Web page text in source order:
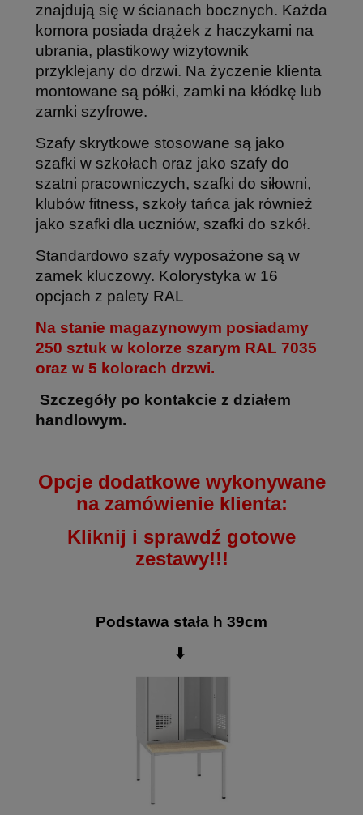
znajdują się w ścianach bocznych. Każda
komora posiada drążek z haczykami na
ubrania, plastikowy wizytownik
przyklejany do drzwi. Na życzenie klienta
montowane są półki, zamki na kłódkę lub
zamki szyfrowe.
Szafy skrytkowe stosowane są jako
szafki w szkołach oraz jako szafy do
szatni pracowniczych, szafki do siłowni,
klubów fitness, szkoły tańca jak również
jako szafki dla uczniów, szafki do szkół.
Standardowo szafy wyposażone są w
zamek kluczowy. Kolorystyka w 16
opcjach z palety RAL
Na stanie magazynowym posiadamy
250 sztuk w kolorze szarym RAL 7035
oraz w 5 kolorach drzwi.
Szczegóły po kontakcie z działem
handlowym.
Opcje dodatkowe wykonywane
na zamówienie klienta:
Kliknij i sprawdź gotowe
zestawy!!!
Podstawa stała h 39cm
⬇️